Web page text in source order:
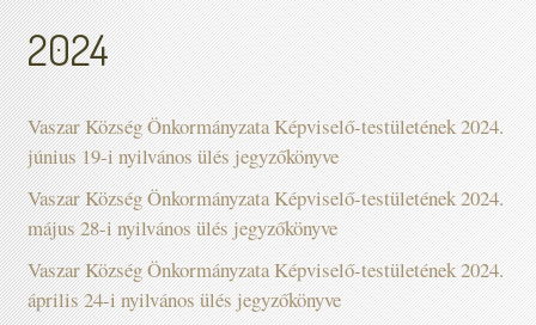
2024
Vaszar Község Önkormányzata Képviselő-testületének 2024.
június 19-i nyilvános ülés jegyzőkönyve
Vaszar Község Önkormányzata Képviselő-testületének 2024.
május 28-i nyilvános ülés jegyzőkönyve
Vaszar Község Önkormányzata Képviselő-testületének 2024.
április 24-i nyilvános ülés jegyzőkönyve